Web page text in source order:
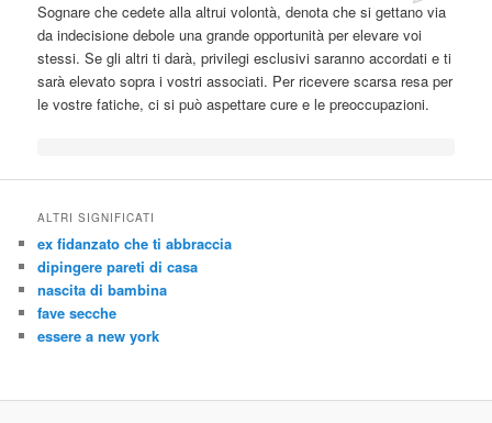
Sognare che cedete allaaltrui volontà, denota che si gettano via
da indecisione debole una grande opportunità per elevare voi
stessi. Se gli altri ti darà, privilegi esclusivi saranno accordati e ti
sarà elevato sopra i vostri associati. Per ricevere scarsa resa per
le vostre fatiche, ci si può aspettare cure e le preoccupazioni.
ALTRI SIGNIFICATI
ex fidanzato che ti abbraccia
dipingere pareti di casa
nascita di bambina
fave secche
essere a new york